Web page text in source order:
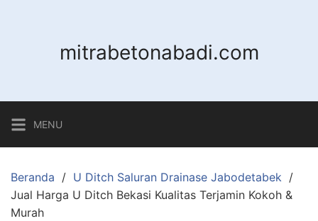
mitrabetonabadi.com
MENU
Beranda
U Ditch Saluran Drainase Jabodetabek
Jual Harga U Ditch Bekasi Kualitas Terjamin Kokoh &
Murah